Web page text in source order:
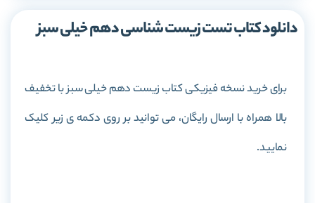
دانلود کتاب تست زیست شناسی دهم خیلی سبز
برای خرید نسخه فیزیکی کتاب زیست دهم خیلی سبز با تخفیف
بالا همراه با ارسال رایگان، می توانید بر روی دکمه ی زیر کلیک
نمایید.